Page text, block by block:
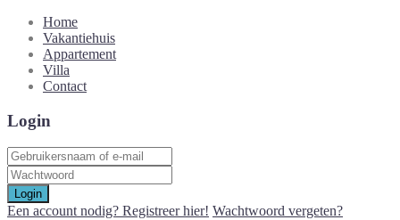
Home
Vakantiehuis
Appartement
Villa
Contact
Login
Login
Een account nodig? Registreer hier! Wachtwoord vergeten?